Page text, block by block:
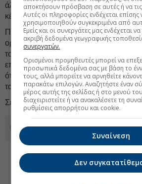
άλλη πλευρά, η εισηγμένη θα
κέρδη από την αδάνειστη θυγατρική
Πάντως ορισμένοι επενδυτές του ΧΑ
οριστικοποιηθεί το deal…) έχουν
τους
επιστροφή κεφαλαίου όπως είχε
όταν είχε πουληθεί ηCardlink; Θα
τα χρήματα αυτά για άλλες εξαγορές;
Σε κάθε περίπτωση, οψόμεθα…
Προσθέστε το euro2day.gr στο
αποκτήσουν πρόσβαση σε αυτές ή να
Αυτές οι πληροφορίες ενδέχεται επίσης
χρησιμοποιηθούν συγκεκριμένα από
Εμείς και οι συνεργάτες μας ενδέχεται
ακριβή δεδομένα γεωγραφικής
συνεργατών.
Ορισμένοι προμηθευτές μπορεί να
προσωπικά δεδομένα σας με βάση το
τους, αλλά μπορείτε να αρνηθείτε
παρακάτω επιλογών. Αναζητήστε έναν
μέρος αυτής της σελίδας ή στο μενού
διαχειριστείτε ή να ανακαλέσετε τη
ρυθμίσεις απορρήτου και cookie.
Συναίνεση
Δεν